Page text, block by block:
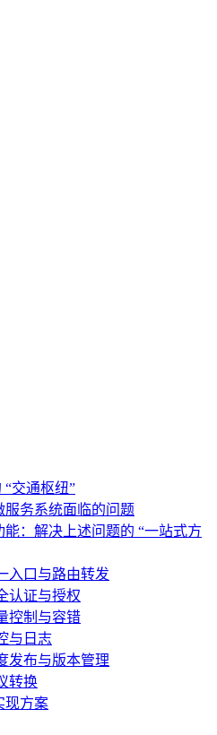
“交通枢纽”
服务系统面临的问题
能：解决上述问题的 “一站式方
入口与路由转发
认证与授权
控制与容错
与日志
发布与版本管理
转换
现方案